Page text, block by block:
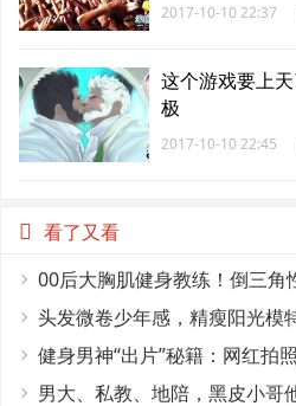
2017-10-10 22:37
这个游戏要上
极
2017-10-10 22:45
看了又看
00后大胸肌健身教练！倒三角
头发微卷少年感，精瘦阳光模
健身男神“出片”秘籍：网红拍
线条！
男大、私教、地陪，黑皮小哥